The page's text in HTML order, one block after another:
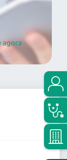
agora